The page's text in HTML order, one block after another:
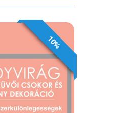
10%